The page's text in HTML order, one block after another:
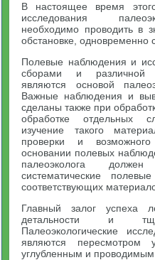
В настоящее время
исследования
необходимо проводить в
обстановке, одновременно
Полевые наблюдения и
сборами и различной
являются основой
Важные наблюдения и
сделаны также при
обработке отдельных
изучение такого
проверки и
основании полевых
палеоэколога
систематические
соответствующих
Главный залог успеха
детальности и
Палеоэкологические
являются пересмотром
углубленным и